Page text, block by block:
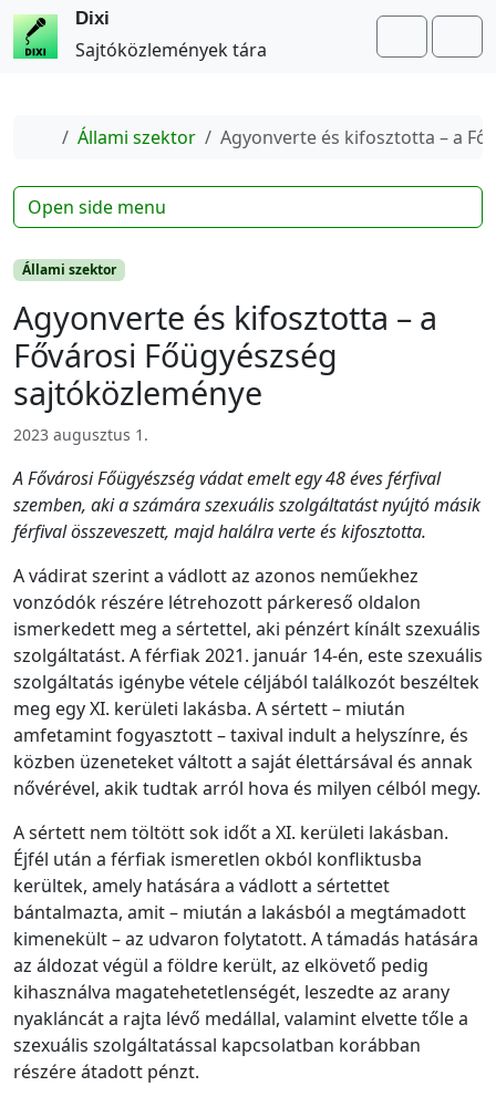
Dixi
Sajtóközlemények tára
Home
Állami szektor Agyonverte és kifosztotta – a
Állami szektor
Agyonverte és kifosztotta – a
Fővárosi Főügyészség
sajtóközleménye
2023 augusztus 1.
A Fővárosi Főügyészség vádat emelt egy 48 éves férfival
szemben, aki a számára szexuális szolgáltatást nyújtó másik
férfival összeveszett, majd halálra verte és kifosztotta.
A vádirat szerint a vádlott az azonos neműekhez
vonzódók részére létrehozott párkereső oldalon
ismerkedett meg a sértettel, aki pénzért kínált szexuális
szolgáltatást. A férfiak 2021. január 14-én, este szexuális
szolgáltatás igénybe vétele céljából találkozót beszéltek
meg egy XI. kerületi lakásba. A sértett – miután
amfetamint fogyasztott – taxival indult a helyszínre, és
közben üzeneteket váltott a saját élettársával és annak
nővérével, akik tudtak arról hova és milyen célból megy.
A sértett nem töltött sok időt a XI. kerületi lakásban.
Éjfél után a férfiak ismeretlen okból konfliktusba
kerültek, amely hatására a vádlott a sértettet
bántalmazta, amit – miután a lakásból a megtámadott
kimenekült – az udvaron folytatott. A támadás hatására
az áldozat végül a földre került, az elkövető pedig
kihasználva magatehetetlenségét, leszedte az arany
nyakláncát a rajta lévő medállal, valamint elvette tőle a
szexuális szolgáltatással kapcsolatban korábban
részére átadott pénzt.
Open side menu